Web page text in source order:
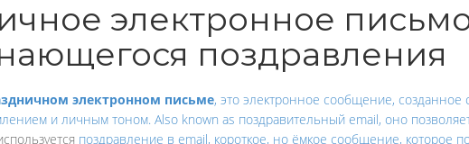
электронное
поздравления
электронном письме, это электронное сообщение,
и личным тоном. Also known as поздравительный email, оно
поздравление в email, короткое, но ёмкое сообщение, которое